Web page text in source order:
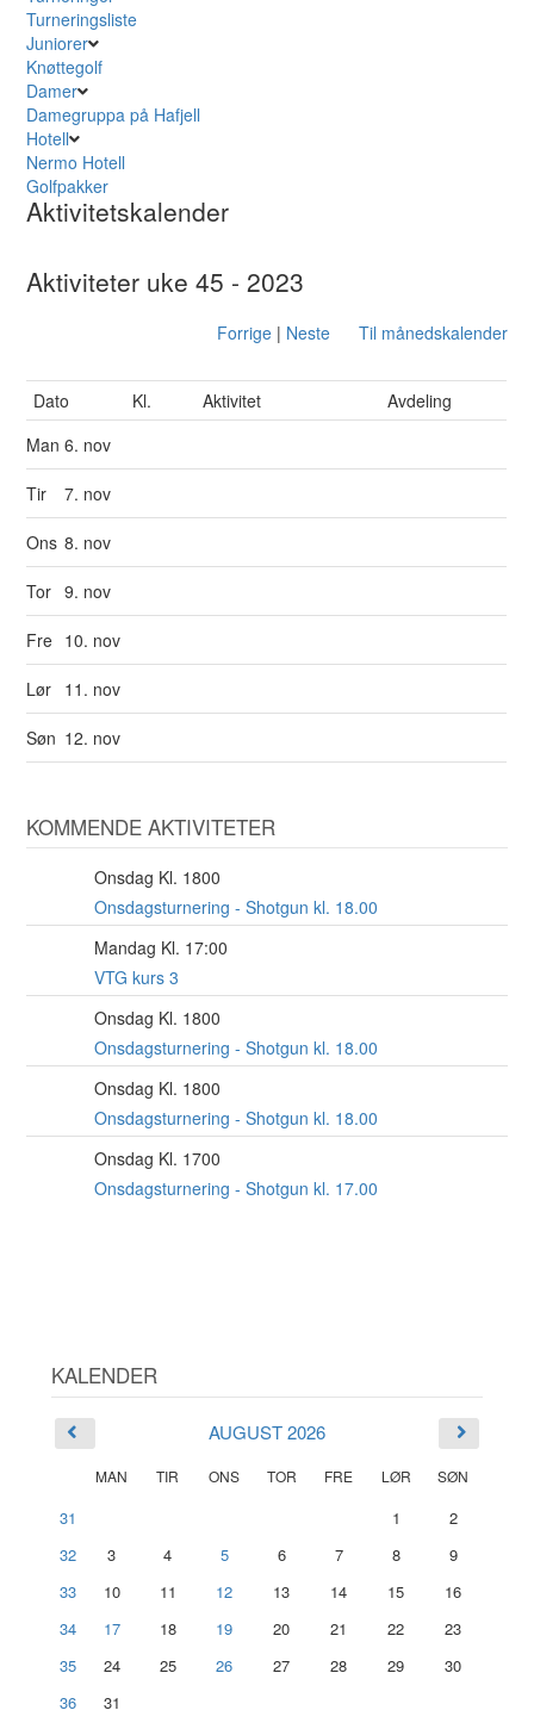
Turneringsliste
Juniorer
Knøttegolf
Damer
Damegruppa på Hafjell
Hotell
Nermo Hotell
Golfpakker
Aktivitetskalender
Aktiviteter uke 45 - 2023
Forrige| Neste Til månedskalender
Dato Kl. Aktivitet
Avdeling
Man6. nov
Tir 7. nov
Ons 8. nov
Tor 9. nov
Fre 10. nov
Lør 11. nov
Søn 12. nov
KOMMENDE AKTIVITETER
Onsdag Kl. 1800
Onsdagsturnering - Shotgun kl. 18.00
Mandag Kl. 17:00
VTG kurs 3
Onsdag Kl. 1800
Onsdagsturnering - Shotgun kl. 18.00
Onsdag Kl. 1800
Onsdagsturnering - Shotgun kl. 18.00
Onsdag Kl. 1700
Onsdagsturnering - Shotgun kl. 17.00
KALENDER
AUGUST 2026
MAN TIR ONS TOR FRE LØR SØN
31 1
2
32
3 4 5 6 7 8
9
33
10 11 12 13 14 15
16
34
17 18 19 20 21 22
23
35
24 25 26 27 28 29
30
36
31